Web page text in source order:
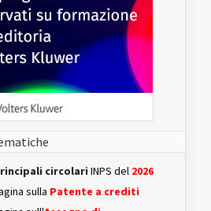
circolari INPS del 2026
sulla Patente a crediti